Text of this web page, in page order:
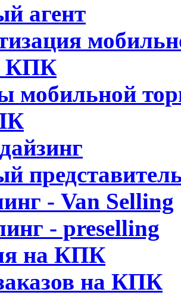
агент
КПК
мобильной
- Van Selling
- preselling
на КПК
на КПК